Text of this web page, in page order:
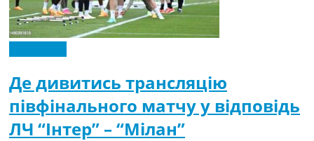
Де дивитись трансляцію
півфінального матчу у відповідь
ЛЧ “Інтер” – “Мілан”